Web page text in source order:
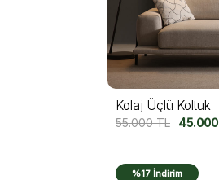
Kolaj Üçlü Koltuk
55.000TL 45.000
%17 İndirim